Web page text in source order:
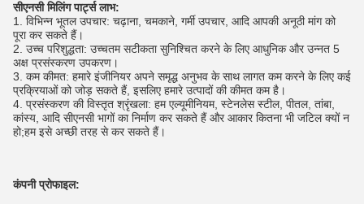
सीएनसी मिलिंग पार्ट्स लाभ:
1. विभिन्न भूतल उपचार: चढ़ाना, चमकाने, गर्मी उपचार, आदि आपकी अनूठी मांग को
पूरा कर सकते हैं।
2. उच्च परिशुद्धता: उच्चतम सटीकता सुनिश्चित करने के लिए आधुनिक और उन्नत 5
अक्ष प्रसंस्करण उपकरण।
3. कम कीमत: हमारे इंजीनियर अपने समृद्ध अनुभव के साथ लागत कम करने के लिए कई
प्रक्रियाओं को जोड़ सकते हैं, इसलिए हमारे उत्पादों की कीमत कम है।
4. प्रसंस्करण की विस्तृत श्रृंखला: हम एल्यूमीनियम, स्टेनलेस स्टील, पीतल, तांबा,
कांस्य, आदि सीएनसी भागों का निर्माण कर सकते हैं और आकार कितना भी जटिल क्यों न
हो;हम इसे अच्छी तरह से कर सकते हैं।
कंपनी प्रोफाइल: